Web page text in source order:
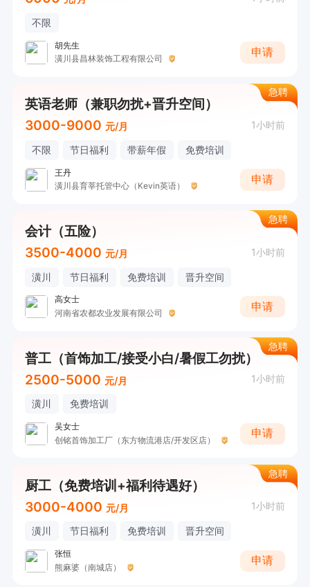
不限
胡先生
潢川县昌林装饰工程有限公司
申请
急聘
英语老师（兼职勿扰+晋升空间）
3000-9000 元/月 1小时前
不限 节日福利 带薪年假 免费培训
王丹
潢川县育莘托管中心（Kevin英语）
申请
急聘
会计（五险）
3500-4000 元/月 1小时前
潢川 节日福利 免费培训 晋升空间
高女士
河南省农都农业发展有限公司
申请
急聘
普工（首饰加工/接受小白/暑假工勿扰）
2500-5000 元/月 1小时前
潢川 免费培训
吴女士
创铭首饰加工厂（东方物流港店/开发区店）
申请
急聘
厨工（免费培训+福利待遇好）
3000-4000 元/月 1小时前
潢川 节日福利 免费培训 晋升空间
张恒
熊麻婆（南城店）
申请